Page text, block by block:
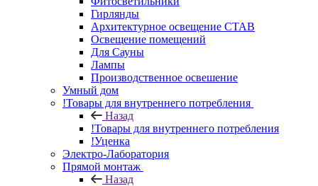
Гирлянды
Архитектурное освещение СТАВ
Освещение помещений
Для Сауны
Лампы
Производственное освешение
Умный дом
!Товары для внутреннего потребления
Назад
!Товары для внутреннего потребления
!Уценка
Электро-Лаборатория
Прямой монтаж
Назад